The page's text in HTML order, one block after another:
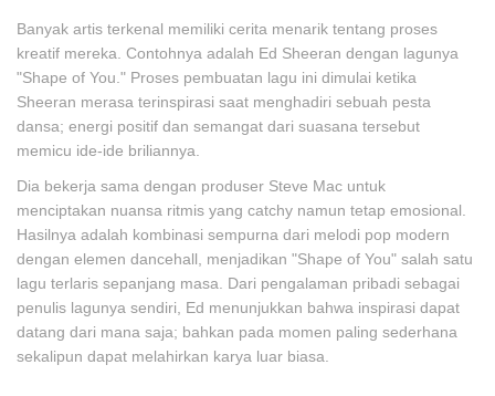
Banyak artis terkenal memiliki cerita menarik tentang proses
kreatif mereka. Contohnya adalah Ed Sheeran dengan lagunya
"Shape of You." Proses pembuatan lagu ini dimulai ketika
Sheeran merasa terinspirasi saat menghadiri sebuah pesta
dansa; energi positif dan semangat dari suasana tersebut
memicu ide-ide briliannya.
Dia bekerja sama dengan produser Steve Mac untuk
menciptakan nuansa ritmis yang catchy namun tetap emosional.
Hasilnya adalah kombinasi sempurna dari melodi pop modern
dengan elemen dancehall, menjadikan "Shape of You" salah satu
lagu terlaris sepanjang masa. Dari pengalaman pribadi sebagai
penulis lagunya sendiri, Ed menunjukkan bahwa inspirasi dapat
datang dari mana saja; bahkan pada momen paling sederhana
sekalipun dapat melahirkan karya luar biasa.